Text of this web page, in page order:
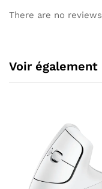
There are no
Voir également